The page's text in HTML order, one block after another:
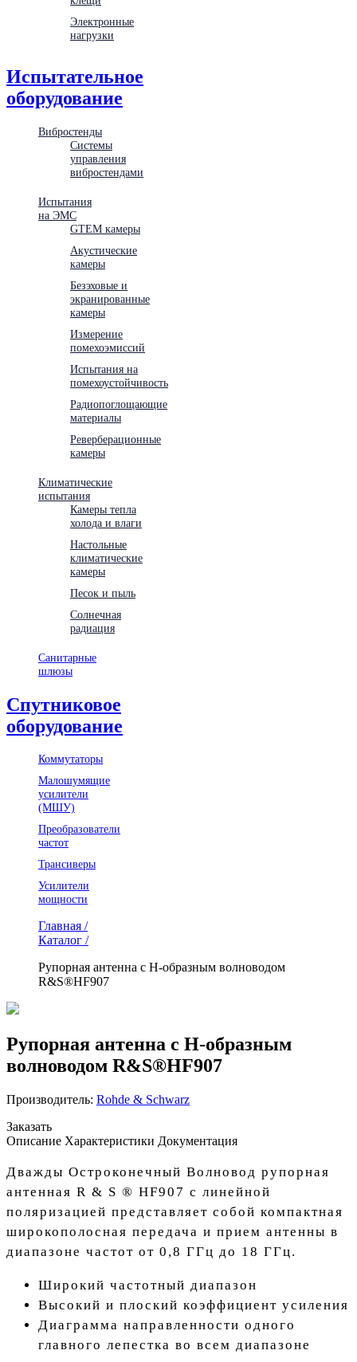
Электронные
нагрузки
Испытательное
оборудование
Вибростенды
Системы
управления
вибростендами
Испытания
на ЭМС
GTEM камеры
Акустические
камеры
Безэховые и
экранированные
камеры
Измерение
помехоэмиссий
Испытания на
помехоустойчивость
Радиопоглощающие
материалы
Реверберационные
камеры
Климатические
испытания
Камеры тепла
холода и влаги
Настольные
климатические
камеры
Песок и пыль
Солнечная
радиация
Санитарные
шлюзы
Спутниковое
оборудование
Коммутаторы
Малошумящие
усилители
(МШУ)
Преобразователи
частот
Трансиверы
Усилители
мощности
Главная /
Каталог /
Рупорная антенна с Н-образным волноводом
R&S®HF907
Рупорная антенна с Н-образным
волноводом R&S®HF907
Производитель: Rohde & Schwarz
Заказать
Описание Характеристики Документация
Дважды Остроконечный Волновод рупорная
антенная R & S ® HF907 с линейной
поляризацией представляет собой компактная
широкополосная передача и прием антенны в
диапазоне частот от 0,8 ГГц до 18 ГГц.
Широкий частотный диапазон
Высокий и плоский коэффициент усиления
Диаграмма направленности одного
главного лепестка во всем диапазоне